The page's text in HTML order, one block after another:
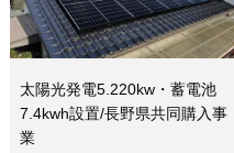
太陽光発電5.220kw・蓄電池
7.4kwh設置/長野県共同購入事
業